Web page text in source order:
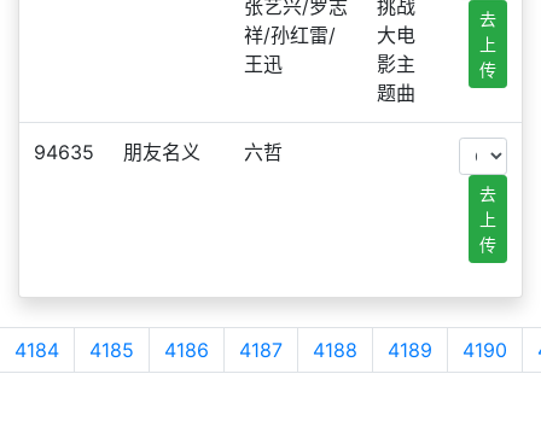
张艺兴/罗志
祥/孙红雷/
王迅
挑战
大电
影主
题曲
去
上
传
94635 朋友名义 六哲
去
上
传
4184 4185 4186 4187 4188 4189 4190